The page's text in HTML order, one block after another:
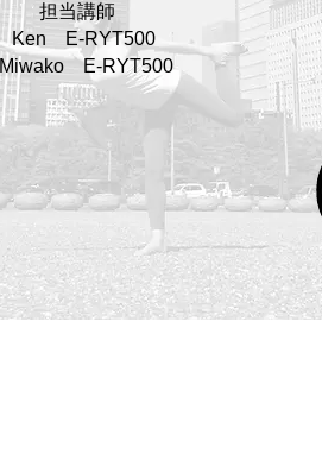
担当講師
Ken E-RYT500
Miwako E-RYT500